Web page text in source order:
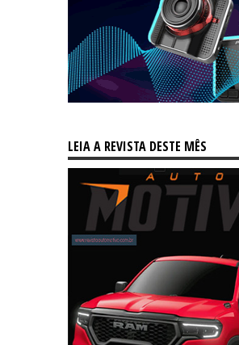
LEIA A REVISTA DESTE MÊS